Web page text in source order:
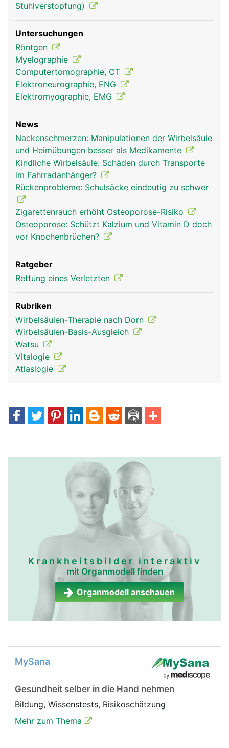
Stuhlverstopfung)
Untersuchungen
Röntgen
Myelographie
Computertomographie, CT
Elektroneurographie, ENG
Elektromyographie, EMG
News
Nackenschmerzen: Manipulationen der Wirbelsäule
und Heimübungen besser als Medikamente
Kindliche Wirbelsäule: Schäden durch Transporte
im Fahrradanhänger?
Rückenprobleme: Schulsäcke eindeutig zu schwer
Zigarettenrauch erhöht Osteoporose-Risiko
Osteoporose: Schützt Kalzium und Vitamin D doch
vor Knochenbrüchen?
Ratgeber
Rettung eines Verletzten
Rubriken
Wirbelsäulen-Therapie nach Dorn
Wirbelsäulen-Basis-Ausgleich
Watsu
Vitalogie
Atlaslogie
Krankheitsbilder interaktiv
mit Organmodell finden
Organmodell anschauen
MySana
Gesundheit selber in die Hand nehmen
Bildung, Wissenstests, Risikoschätzung
Mehr zum Thema